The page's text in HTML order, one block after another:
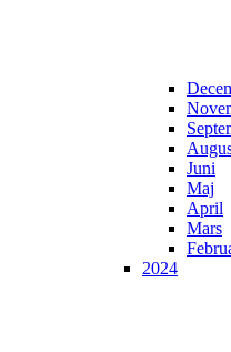
Juni
Maj
April
Mars
2024